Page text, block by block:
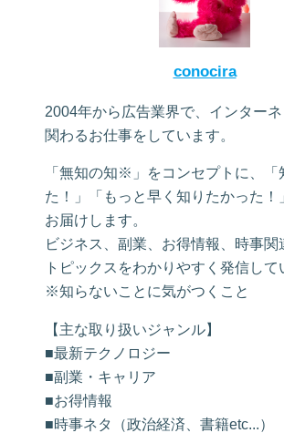
conocira
2004年から広告業界で、インター
関わるお仕事をしています。
「無知の知※」をコンセプトに、「
た！」「もっと早く知りたかった！
お届けします。
ビジネス、副業、お得情報、時事関
トピックスをわかりやすく発信して
※知らないことに気がつくこと
【主な取り扱いジャンル】
■最新テクノロジー
■副業・キャリア
■お得情報
■時事ネタ（政治経済、書籍etc...）